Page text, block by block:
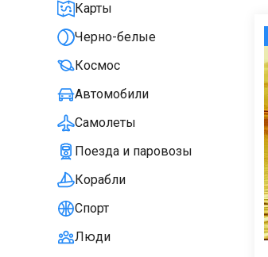
Карты
Черно-белые
Космос
Автомобили
Самолеты
Поезда и паровозы
Корабли
Спорт
Люди